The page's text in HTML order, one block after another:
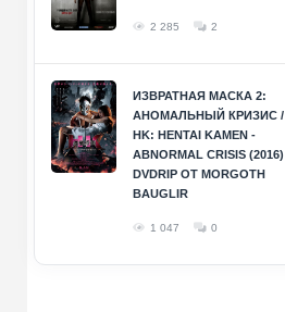
2 285 2
ИЗВРАТНАЯ МАСКА 2:
АНОМАЛЬНЫЙ КРИЗИС /
HK: HENTAI KAMEN -
ABNORMAL CRISIS (2016)
DVDRIP ОТ MORGOTH
BAUGLIR
1 047 0